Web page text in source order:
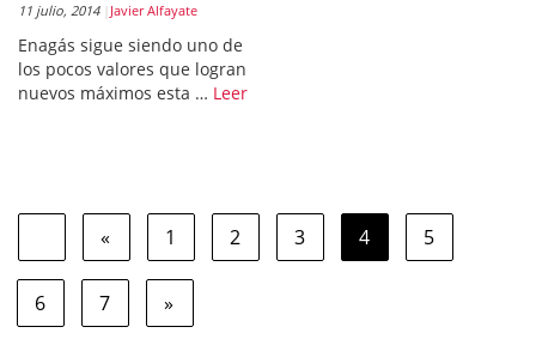
11 julio, 2014 Javier Alfayate
Enagás sigue siendo uno de
los pocos valores que logran
nuevos máximos esta … Leer
« 1 2 3 4 5
6 7 »